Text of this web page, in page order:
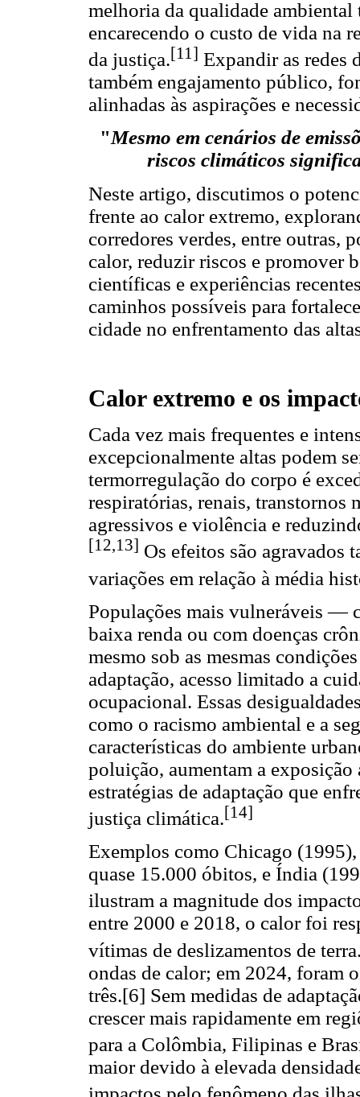
melhoria da qualidade ambiental
encarecendo o custo de vida na
da justiça.[11] Expandir as redes
também engajamento público,
alinhadas às aspirações e
"Mesmo em cenários de
riscos climáticos
Neste artigo, discutimos o
frente ao calor extremo,
corredores verdes, entre outras,
calor, reduzir riscos e promover
científicas e experiências
caminhos possíveis para
cidade no enfrentamento das
Calor extremo e os
Cada vez mais frequentes e
excepcionalmente altas podem
termorregulação do corpo é
respiratórias, renais, transtornos
agressivos e violência e
[12,13] Os efeitos são agravados
variações em relação à média
Populações mais vulneráveis —
baixa renda ou com doenças
mesmo sob as mesmas
adaptação, acesso limitado a
ocupacional. Essas
como o racismo ambiental e a
características do ambiente
poluição, aumentam a
estratégias de adaptação que
justiça climática.[14]
Exemplos como Chicago
quase 15.000 óbitos, e Índia
ilustram a magnitude dos
entre 2000 e 2018, o calor foi
vítimas de deslizamentos de
ondas de calor; em 2024, foram
três.[6] Sem medidas de
crescer mais rapidamente em
para a Colômbia, Filipinas e
maior devido à elevada